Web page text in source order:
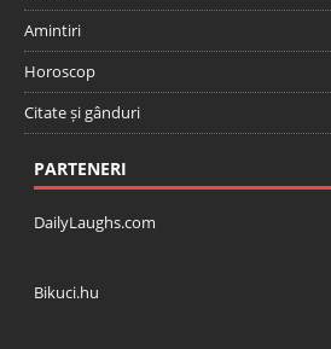
Amintiri
Horoscop
Citate și gânduri
PARTENERI
DailyLaughs.com
Bikuci.hu